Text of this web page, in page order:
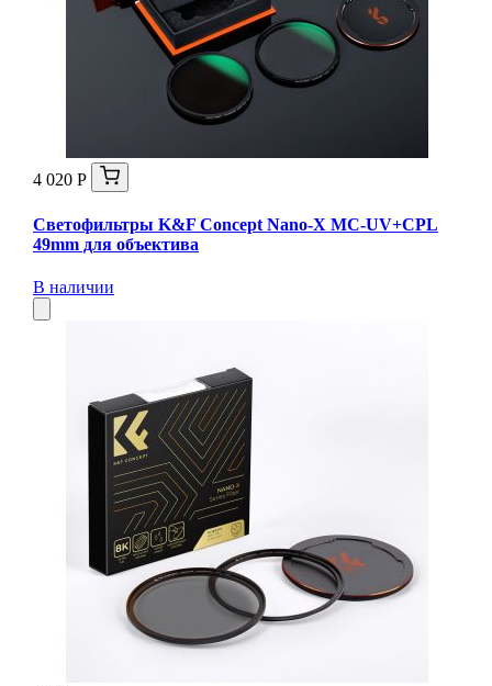
4 020 Р
Светофильтры K&F Concept Nano-X MC-UV+CPL
49mm для объектива
В наличии